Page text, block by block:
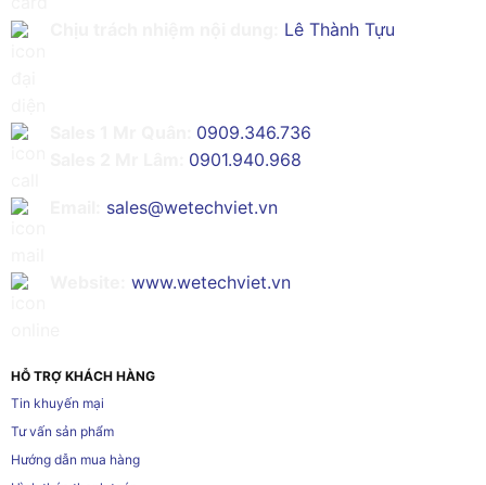
Lê Thành Tựu
0909.346.736
0901.940.968
sales@wetechviet.vn
www.wetechviet.vn
HỖ TRỢ KHÁCH HÀNG
Tin khuyến mại
Tư vấn sản phẩm
Hướng dẫn mua hàng